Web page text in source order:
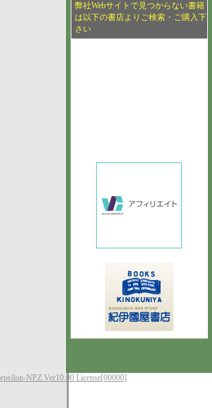
弊社Webサイトで見つからない書籍
は以下の書店よりご検索・ご購入下
さい
epsilon-NPZ Ver10.00 License[00000]